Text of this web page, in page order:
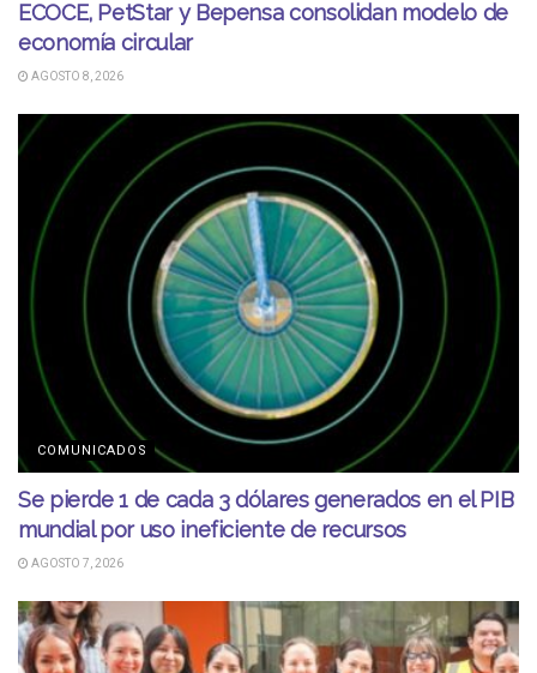
ECOCE, PetStar y Bepensa consolidan modelo de
economía circular
AGOSTO 8, 2026
COMUNICADOS
Se pierde 1 de cada 3 dólares generados en el PIB
mundial por uso ineficiente de recursos
AGOSTO 7, 2026